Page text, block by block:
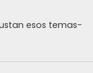
esos temas-